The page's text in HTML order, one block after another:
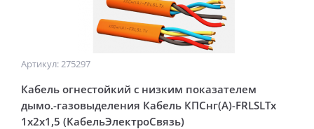
Артикул: 275297
Кабель огнестойкий с низким показателем
дымо.-газовыделения Кабель КПСнг(А)-FRLSLTx
1x2x1,5 (КабельЭлектроСвязь)